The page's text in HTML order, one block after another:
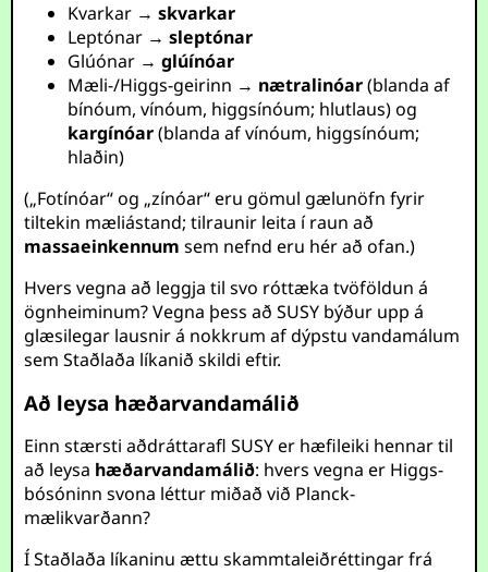
Kvarkar →skvarkar
Leptónar →sleptónar
Glúónar →glúínóar
Mæli-/Higgs-geirinn → nætralinóar(blanda af
bínóum, vínóum, higgsínóum; hlutlaus) og
kargínóar(blanda af vínóum, higgsínóum;
hlaðin)
(„Fotínóar“ og „zínóar“ eru gömul gælunöfn fyrir
tiltekin mæliástand; tilraunir leita í raun að
massaeinkennum sem nefnd eru hér að ofan.)
Hvers vegna að leggja til svo róttæka tvöföldun á
ögnheiminum? Vegna þess að SUSY býður upp á
glæsilegar lausnir á nokkrum af dýpstu vandamálum
sem Staðlaða líkanið skildi eftir.
Að leysa hæðarvandamálið
Einn stærsti aðdráttarafl SUSY er hæfileiki hennar til
að leysa hæðarvandamálið: hvers vegna er Higgs-
bósóninn svona léttur miðað við Planck-
mælikvarðann?
Í Staðlaða líkaninu ættu skammtaleiðréttingar frá